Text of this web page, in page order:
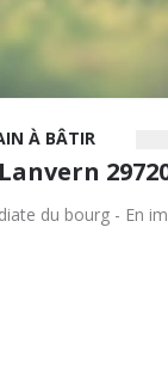
À BÂTIR
du bourg - En